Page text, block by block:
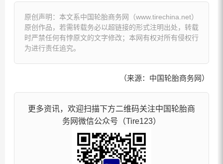
原创声明：本文系中国轮胎商务网（www.tirechina.net）
原创作品，若需转载务必以超链接的形式注明出处，转载
时严禁任何有悖原文的文字修改；本网有权对所有侵权行
为进行责任追究。
（来源：中国轮胎商务网）
更多资讯，欢迎扫描下方二维码关注中国轮胎商
务网微信公众号（Tire123）